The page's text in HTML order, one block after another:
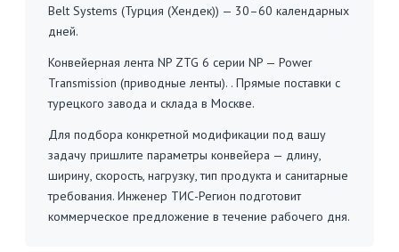
Belt Systems (Турция (Хендек)) — 30–60 календарных
дней.
Конвейерная лента NP ZTG 6 серии NP — Power
Transmission (приводные ленты). . Прямые поставки с
турецкого завода и склада в Москве.
Для подбора конкретной модификации под вашу
задачу пришлите параметры конвейера — длину,
ширину, скорость, нагрузку, тип продукта и санитарные
требования. Инженер ТИС-Регион подготовит
коммерческое предложение в течение рабочего дня.